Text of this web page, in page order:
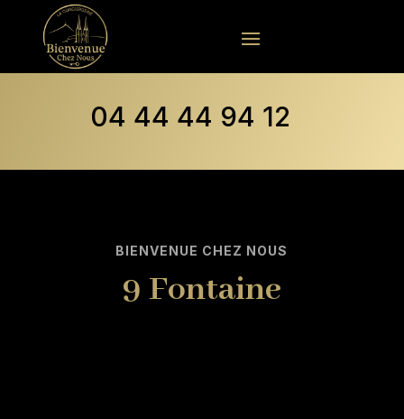
04 44 44 94 12
BIENVENUE CHEZ NOUS
9 Fontaine